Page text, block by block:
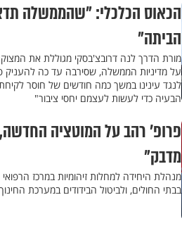
הכאוס הכלכלי: "שהממשלה
הביתה"
מורת הדרך לנה דרובצ'בסקי מגוללת את
על מדיניות הממשלה, שסירבה עד כה להעניק
לנגד עינינו במשך כמה חודשים של חוסר
הבעיה כדי לעשות לעצמם יחסי ציבור"
מדבק"
מנהלת היחידה למחלות זיהומיות במרכז
בבתי החולים, ולביטול הבידודים במערכת